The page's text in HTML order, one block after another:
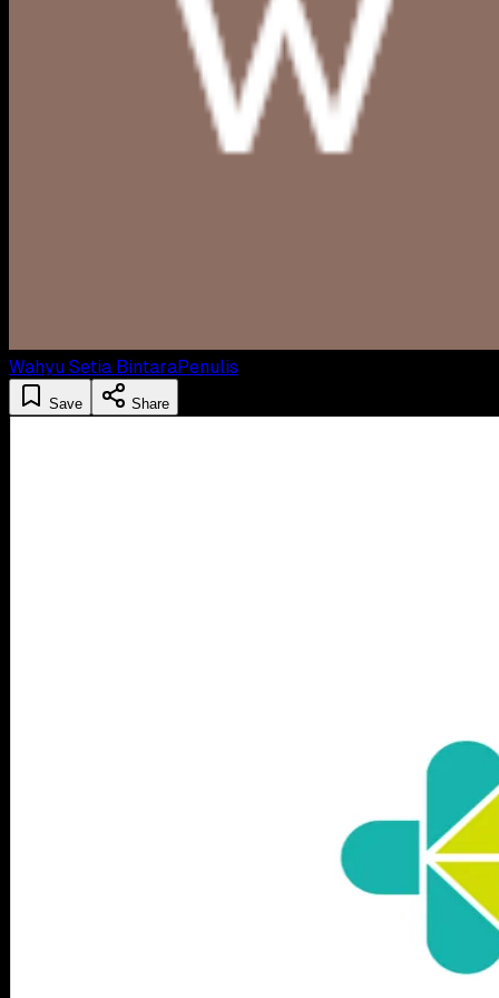
Wahyu Setia BintaraPenulis
Save Share